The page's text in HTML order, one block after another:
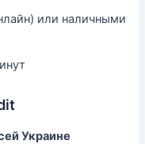
или наличными
Украине